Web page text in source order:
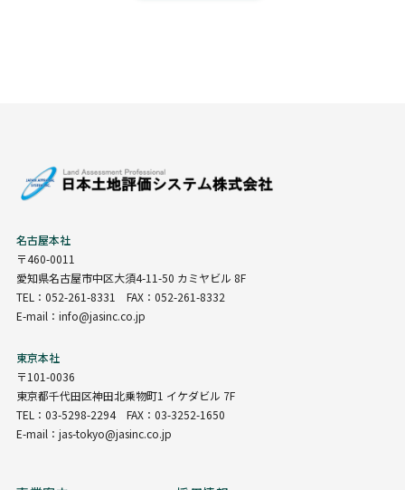
名古屋本社
〒460-0011
愛知県名古屋市中区大須4-11-50 カミヤビル 8F
TEL：052-261-8331 FAX：052-261-8332
E-mail：info@jasinc.co.jp
東京本社
〒101-0036
東京都千代田区神田北乗物町1 イケダビル 7F
TEL：03-5298-2294 FAX：03-3252-1650
E-mail：jas-tokyo@jasinc.co.jp